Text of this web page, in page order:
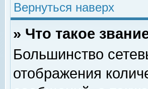
Вернуться наверх
» Что такое
Большинство
отображения